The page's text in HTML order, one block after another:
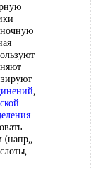
,
(напр,,